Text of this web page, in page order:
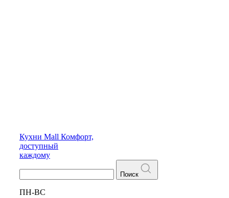
Кухни Mall Комфорт,
доступный
каждому
Поиск
ПН-ВС